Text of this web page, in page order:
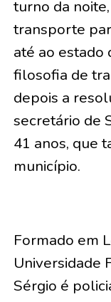
turno da
transporte
até ao estado
filosofia de
depois a
secretário de
41 anos, que
município.
Formado em
Universidade
Sérgio é